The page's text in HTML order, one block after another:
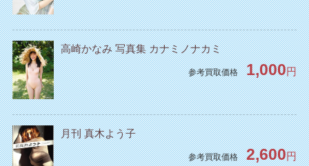
高崎かなみ 写真集 カナミノナカミ
参考買取価格 1,000円
月刊 真木よう子
参考買取価格 2,600円